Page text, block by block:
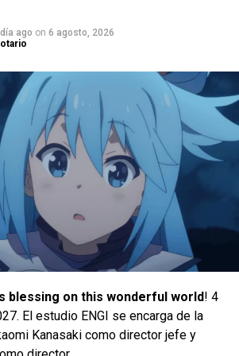
puede cocinar, Paris Hilton le
a cada plato. Un show de cocina
¡La diversión está servida!
Temporada 4
de agentes federales, Beth, Ruby
ventajas y desventajas de su trabajo,
el hito de los 100 millones de
ago on 6 agosto, 2026
blessing on this wonderful world! 4
El estudio ENGI se encarga de la
Kanasaki como director jefe y